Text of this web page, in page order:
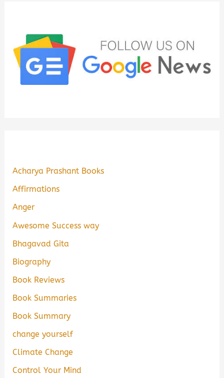
Acharya Prashant Books
Affirmations
Anger
Awesome Success way
Bhagavad Gita
Biography
Book Reviews
Book Summaries
Book Summary
change yourself
Climate Change
Control Your Mind